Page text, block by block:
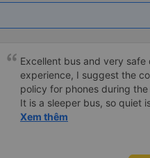
Excellent bus and very
experience, I suggest the
policy for phones during
It is a sleeper bus, so quiet
Wi-Fi password clearly
Xem thêm